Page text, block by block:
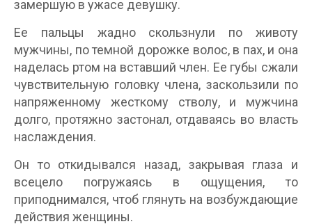
замершую в ужасе девушку.
Ее пальцы жадно скользнули по животу
мужчины, по темной дорожке волос, в пах, и она
наделась ртом на вставший член. Ее губы сжали
чувствительную головку члена, заскользили по
напряженному жесткому стволу, и мужчина
долго, протяжно застонал, отдаваясь во власть
наслаждения.
Он то откидывался назад, закрывая глаза и
всецело погружаясь в ощущения, то
приподнимался, чтоб глянуть на возбуждающие
действия женщины.